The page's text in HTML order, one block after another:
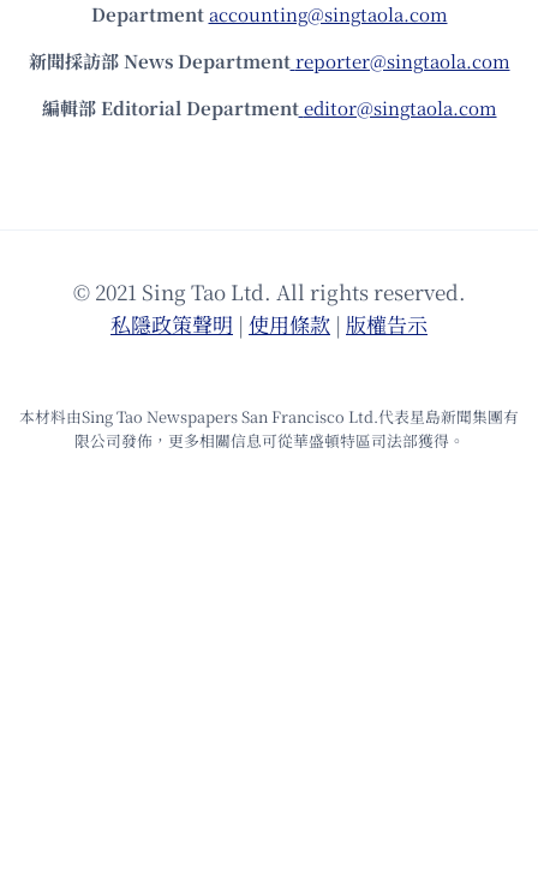
Department accounting@singtaola.com
新聞採訪部 News Department reporter@singtaola.com
編輯部 Editorial Department editor@singtaola.com
© 2021 Sing Tao Ltd. All rights reserved.
私隱政策聲明 | 使⽤條款 | 版權告⽰
本材料由Sing Tao Newspapers San Francisco Ltd.代表星島新聞集團有
限公司發佈，更多相關信息可從華盛頓特區司法部獲得。